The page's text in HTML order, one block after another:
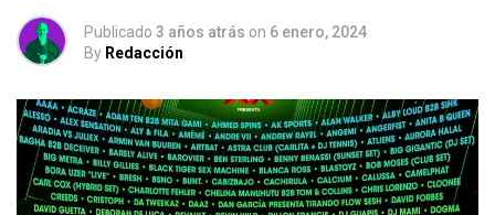
Publicado 3 años atrás on 6 enero, 2024
By Redacción